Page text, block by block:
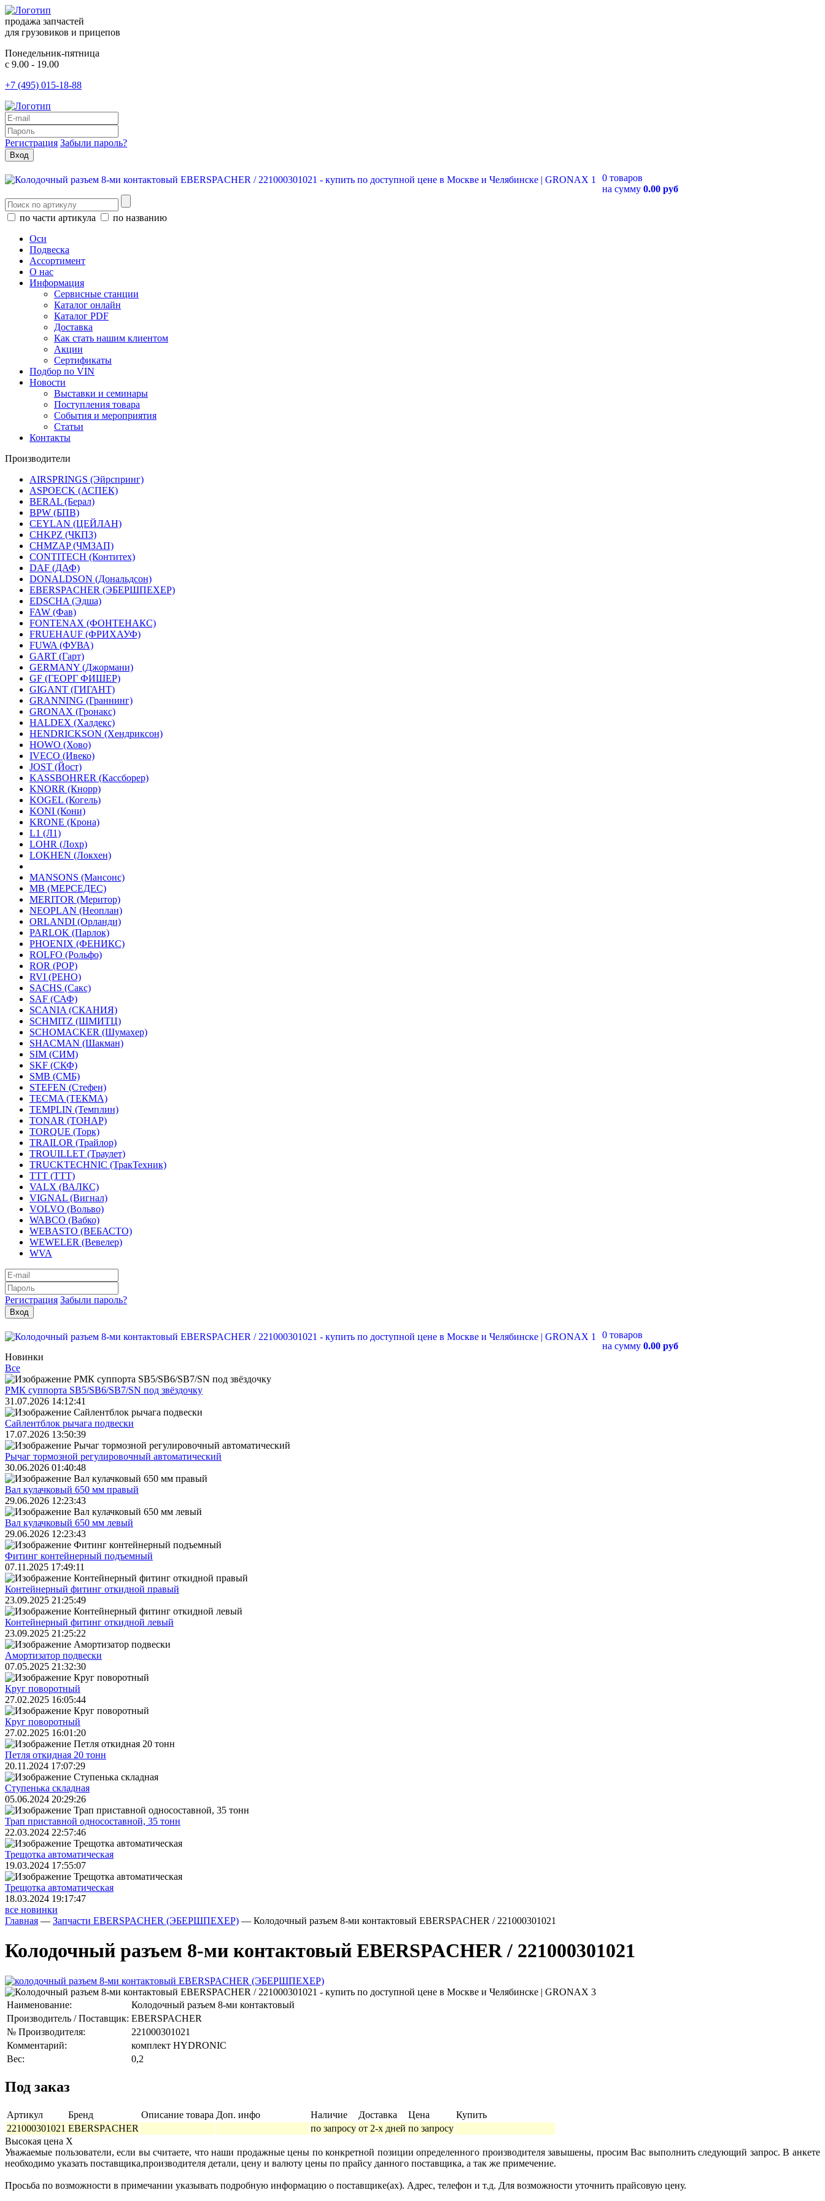
продажа запчастей
для грузовиков и прицепов
Понедельник-пятница
с 9.00 - 19.00
+7 (495) 015-18-88
Регистрация Забыли пароль?
0 товаров
на сумму 0.00 руб
по части артикула
по названию
Оси
Подвеска
Ассортимент
О нас
Информация
Сервисные станции
Каталог онлайн
Каталог PDF
Доставка
Как стать нашим клиентом
Акции
Сертификаты
Подбор по VIN
Новости
Выставки и семинары
Поступления товара
События и мероприятия
Статьи
Контакты
Производители
AIRSPRINGS (Эйрспринг)
ASPOECK (АСПЕК)
BERAL (Берал)
BPW (БПВ)
CEYLAN (ЦЕЙЛАН)
CHKPZ (ЧКПЗ)
CHMZAP (ЧМЗАП)
CONTITECH (Контитех)
DAF (ДАФ)
DONALDSON (Дональдсон)
EBERSPACHER (ЭБЕРШПЕХЕР)
EDSCHA (Эдша)
FAW (Фав)
FONTENAX (ФОНТЕНАКС)
FRUEHAUF (ФРИХАУФ)
FUWA (ФУВА)
GART (Гарт)
GERMANY (Джормани)
GF (ГЕОРГ ФИШЕР)
GIGANT (ГИГАНТ)
GRANNING (Граннинг)
GRONAX (Гронакс)
HALDEX (Халдекс)
HENDRICKSON (Хендриксон)
HOWO (Хово)
IVECO (Ивеко)
JOST (Йост)
KASSBOHRER (Касcборер)
KNORR (Кнорр)
KOGEL (Когель)
KONI (Кони)
KRONE (Крона)
L1 (Л1)
LOHR (Лохр)
LOKHEN (Локхен)
MANSONS (Мансонс)
MB (МЕРСЕДЕС)
MERITOR (Меритор)
NEOPLAN (Неоплан)
ORLANDI (Орланди)
PARLOK (Парлок)
PHOENIX (ФЕНИКС)
ROLFO (Рольфо)
ROR (РОР)
RVI (РЕНО)
SACHS (Сакс)
SAF (САФ)
SCANIA (СКАНИЯ)
SCHMITZ (ШМИТЦ)
SCHOMACKER (Шумахер)
SHACMAN (Шакман)
SIM (СИМ)
SKF (СКФ)
SMB (СМБ)
STEFEN (Стефен)
TECMA (ТЕКМА)
TEMPLIN (Темплин)
TONAR (ТОНАР)
TORQUE (Торк)
TRAILOR (Трайлор)
TROUILLET (Траулет)
TRUCKTECHNIC (ТракТехник)
TTT (ТТТ)
VALX (ВАЛКС)
VIGNAL (Вигнал)
VOLVO (Вольво)
WABCO (Вабко)
WEBASTO (ВЕБАСТО)
WEWELER (Вевелер)
WVA
Регистрация Забыли пароль?
0 товаров
на сумму 0.00 руб
Новинки
Все
РМК суппорта SB5/SB6/SB7/SN под звёздочку
31.07.2026 14:12:41
Сайлентблок рычага подвески
17.07.2026 13:50:39
Рычаг тормозной регулировочный автоматический
30.06.2026 01:40:48
Вал кулачковый 650 мм правый
29.06.2026 12:23:43
Вал кулачковый 650 мм левый
29.06.2026 12:23:43
Фитинг контейнерный подъемный
07.11.2025 17:49:11
Контейнерный фитинг откидной правый
23.09.2025 21:25:49
Контейнерный фитинг откидной левый
23.09.2025 21:25:22
Амортизатор подвески
07.05.2025 21:32:30
Круг поворотный
27.02.2025 16:05:44
Круг поворотный
27.02.2025 16:01:20
Петля откидная 20 тонн
20.11.2024 17:07:29
Ступенька складная
05.06.2024 20:29:26
Трап приставной односоставной, 35 тонн
22.03.2024 22:57:46
Трещoтка автоматическая
19.03.2024 17:55:07
Трещoтка автоматическая
18.03.2024 19:17:47
все новинки
Главная — Запчасти EBERSPACHER (ЭБЕРШПЕХЕР) — Колодочный разъем 8-ми контактовый EBERSPACHER / 221000301021
Колодочный разъем 8-ми контактовый EBERSPACHER / 221000301021
Наименование:
Колодочный разъем 8-ми контактовый
Производитель / Поставщик: EBERSPACHER
№ Производителя:
221000301021
Комментарий:
комплект HYDRONIC
Вес:
0,2
Под заказ
Артикул Бренд Описание товара Доп. инфо Наличие Доставка Цена
Купить
221000301021 EBERSPACHER по запросу от 2-х дней по запросу
Высокая цена X
Уважаемые пользователи, если вы считаете, что наши продажные цены по конкретной позиции определенного производителя завышены, просим Вас выполнить следующий запрос. В анкете
необходимо указать поставщика,производителя детали, цену и валюту цены по прайсу данного поставщика, а так же примечение.
Просьба по возможности в примечании указывать подробную информацию о поставщике(ах). Адрес, телефон и т.д. Для возможности уточнить прайсовую цену.